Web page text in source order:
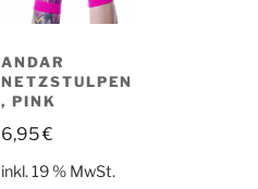
ANDAR
NETZSTULPEN
, PINK
6,95€
inkl. 19 % MwSt.